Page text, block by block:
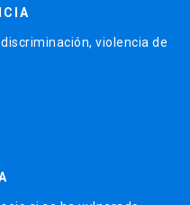
violencia de